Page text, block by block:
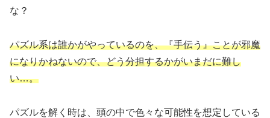
な？
パズル系は誰かがやっているのを、『手伝う』ことが邪魔
になりかねないので、どう分担するかがいまだに難し
い…。
パズルを解く時は、頭の中で色々な可能性を想定している